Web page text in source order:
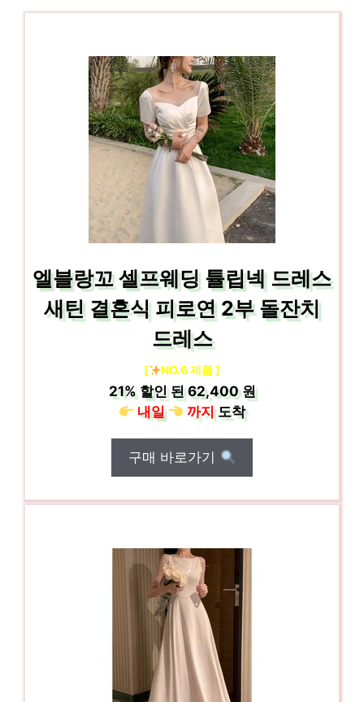
엘블랑꼬 셀프웨딩 튤립넥 드레스
새틴 결혼식 피로연 2부 돌잔치
드레스
[ NO.6 제품 ]
21%할인 된62,400 원
내일
까지도착
구매 바로가기